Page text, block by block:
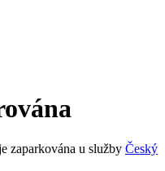
zaparkována u služby Český